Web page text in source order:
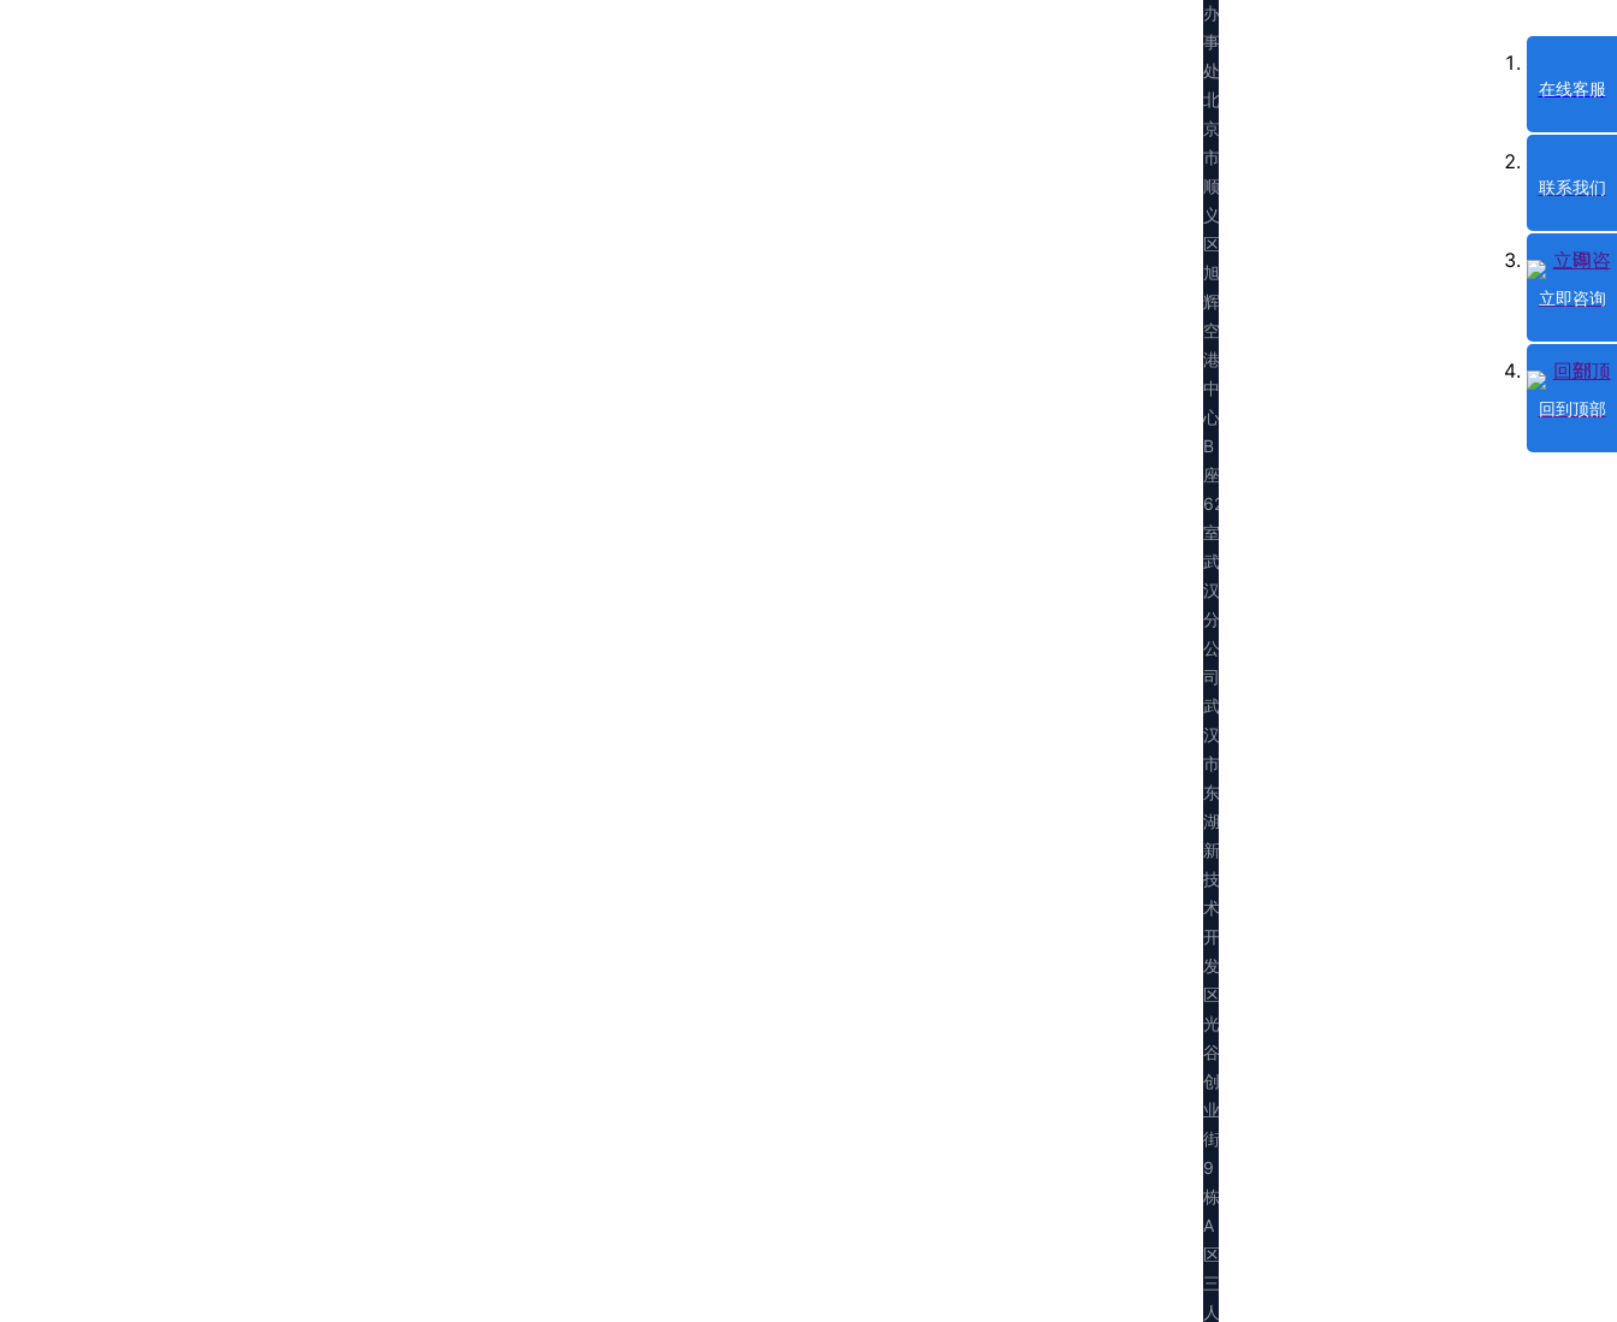
办
事
处：
北
京
市
顺
义
区
旭
辉
空
港
中
心
B
座
623
室
武
汉
分
公
司：
武
汉
市
东
湖
新
技
术
开
发
区
光
谷
创
业
街
9
栋
A
区
三
人
在线客服
联系我们
立即咨询
回到顶部